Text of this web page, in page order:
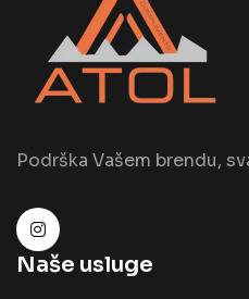
Podrška Vašem brendu,
Naše usluge